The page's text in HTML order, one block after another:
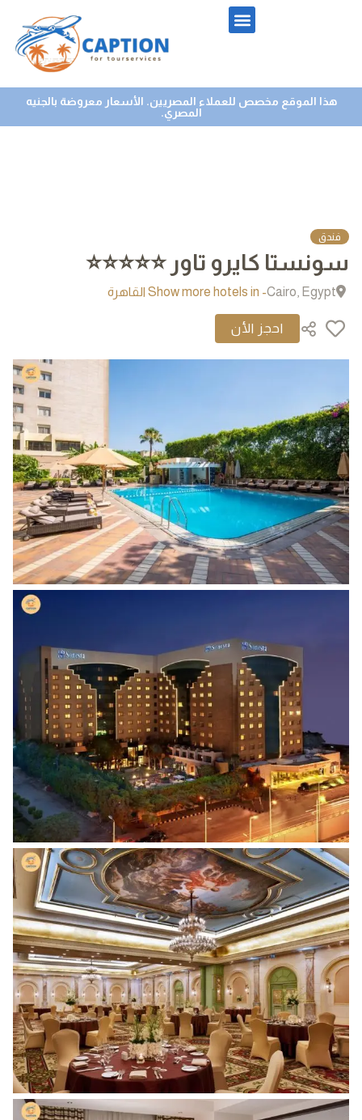
هذا الموقع مخصص للعملاء المصريين. الأسعار معروضة بالجنيه
المصري.
فندق
سونستا كايرو تاور ⭐⭐⭐⭐⭐
Cairo, Egypt- Show more hotels in القاهرة